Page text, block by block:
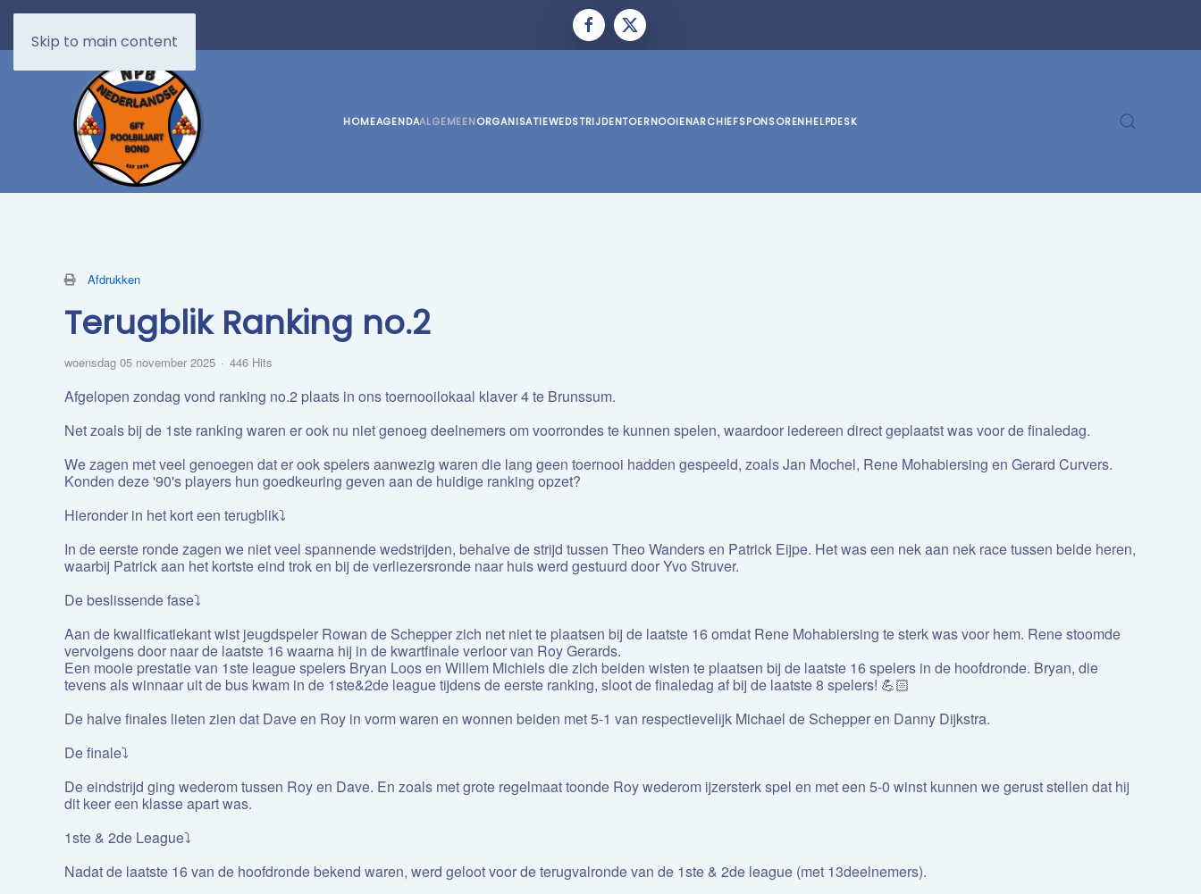
Skip to main content
HOMEAGENDAALGEMEENORGANISATIEWEDSTRIJDENTOERNOOIENARCHIEFSPONSORENHELPDESK
Afdrukken
​Terugblik Ranking no.2
woensdag 05 november 2025 446 Hits
Afgelopen zondag vond ranking no.2 plaats in ons toernooilokaal klaver 4 te Brunssum.
Net zoals bij de 1ste ranking waren er ook nu niet genoeg deelnemers om voorrondes te kunnen spelen, waardoor iedereen direct geplaatst was voor de finaledag.
We zagen met veel genoegen dat er ook spelers aanwezig waren die lang geen toernooi hadden gespeeld, zoals Jan Mochel, Rene Mohabiersing en Gerard Curvers.
Konden deze '90's players hun goedkeuring geven aan de huidige ranking opzet?
Hieronder in het kort een terugblik⤵️
In de eerste ronde zagen we niet veel spannende wedstrijden, behalve de strijd tussen Theo Wanders en Patrick Eijpe. Het was een nek aan nek race tussen beide heren,
waarbij Patrick aan het kortste eind trok en bij de verliezersronde naar huis werd gestuurd door Yvo Struver.
De beslissende fase⤵️
Aan de kwalificatiekant wist jeugdspeler Rowan de Schepper zich net niet te plaatsen bij de laatste 16 omdat Rene Mohabiersing te sterk was voor hem. Rene stoomde
vervolgens door naar de laatste 16 waarna hij in de kwartfinale verloor van Roy Gerards.
Een mooie prestatie van 1ste league spelers Bryan Loos en Willem Michiels die zich beiden wisten te plaatsen bij de laatste 16 spelers in de hoofdronde. Bryan, die
tevens als winnaar uit de bus kwam in de 1ste&2de league tijdens de eerste ranking, sloot de finaledag af bij de laatste 8 spelers! 💪🏻
De halve finales lieten zien dat Dave en Roy in vorm waren en wonnen beiden met 5-1 van respectievelijk Michael de Schepper en Danny Dijkstra.
De finale⤵️
De eindstrijd ging wederom tussen Roy en Dave. En zoals met grote regelmaat toonde Roy wederom ijzersterk spel en met een 5-0 winst kunnen we gerust stellen dat hij
dit keer een klasse apart was.
1ste & 2de League⤵️
Nadat de laatste 16 van de hoofdronde bekend waren, werd geloot voor de terugvalronde van de 1ste & 2de league (met 13deelnemers).